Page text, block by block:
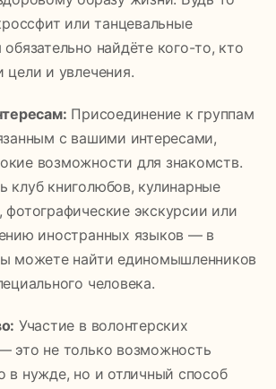
или танцевальные
найдёте кого-то, кто
цели и увлечения.
Присоединение к группам
с вашими интересами,
возможности для знакомств.
клуб книголюбов, кулинарные
фотографические экскурсии или
иностранных языков — в
можете найти единомышленников
человека.
Участие в волонтерских
это не только возможность
в нужде, но и отличный способ